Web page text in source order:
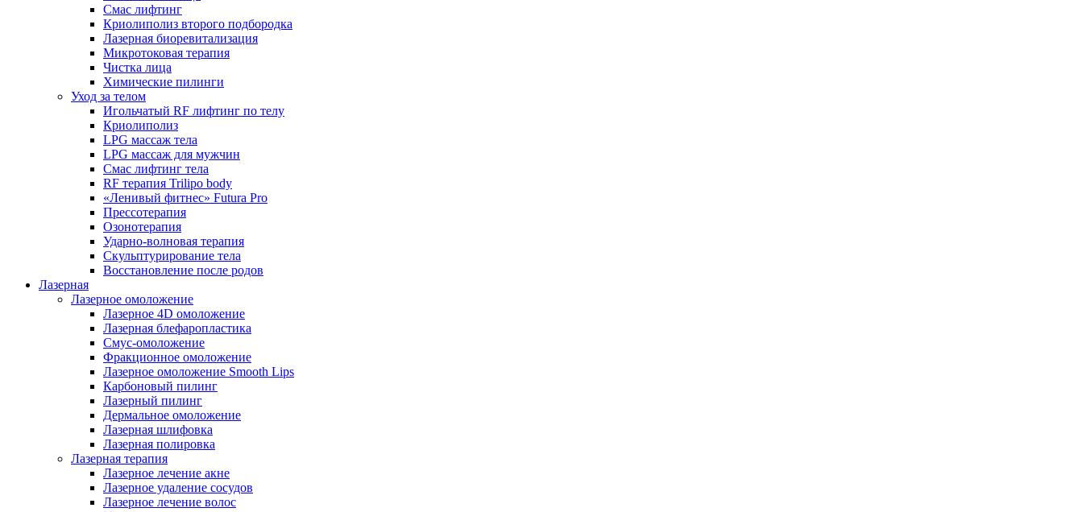
Смас лифтинг
Криолиполиз второго подбородка
Лазерная биоревитализация
Микротоковая терапия
Чистка лица
Химические пилинги
Уход за телом
Игольчатый RF лифтинг по телу
Криолиполиз
LPG массаж тела
LPG массаж для мужчин
Смас лифтинг тела
RF терапия Trilipo body
«Ленивый фитнес» Futura Pro
Прессотерапия
Озонотерапия
Ударно-волновая терапия
Скульптурирование тела
Восстановление после родов
Лазерная
Лазерное омоложение
Лазерное 4D омоложение
Лазерная блефаропластика
Смус-омоложение
Фракционное омоложение
Лазерное омоложение Smooth Lips
Карбоновый пилинг
Лазерный пилинг
Дермальное омоложение
Лазерная шлифовка
Лазерная полировка
Лазерная терапия
Лазерное лечение акне
Лазерное удаление сосудов
Лазерное лечение волос